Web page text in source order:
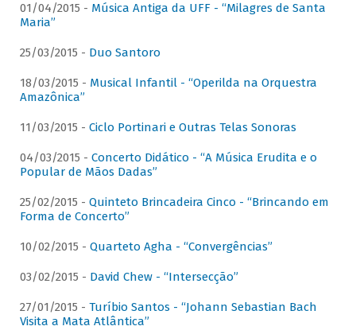
01/04/2015 - Música Antiga da UFF - “Milagres de Santa
Maria”
25/03/2015 - Duo Santoro
18/03/2015 - Musical Infantil - “Operilda na Orquestra
Amazônica”
11/03/2015 - Ciclo Portinari e Outras Telas Sonoras
04/03/2015 - Concerto Didático - “A Música Erudita e o
Popular de Mãos Dadas”
25/02/2015 - Quinteto Brincadeira Cinco - “Brincando em
Forma de Concerto”
10/02/2015 - Quarteto Agha - “Convergências”
03/02/2015 - David Chew - “Intersecção”
27/01/2015 - Turíbio Santos - “Johann Sebastian Bach
Visita a Mata Atlântica”